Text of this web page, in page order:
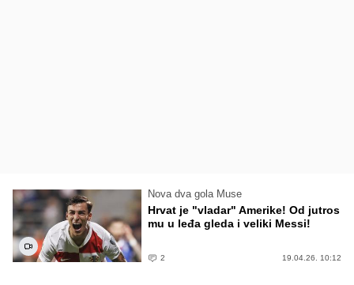
Nova dva gola Muse
Hrvat je "vladar" Amerike! Od jutros
mu u leđa gleda i veliki Messi!
2 19.04.26. 10:12